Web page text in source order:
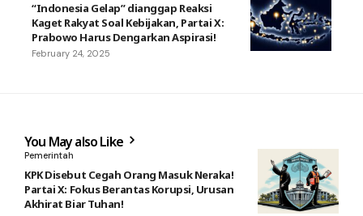
“Indonesia Gelap” dianggap Reaksi
Kaget Rakyat Soal Kebijakan, Partai X:
Prabowo Harus Dengarkan Aspirasi!
February 24, 2025
You May also Like
Pemerintah
KPK Disebut Cegah Orang Masuk Neraka!
Partai X: Fokus Berantas Korupsi, Urusan
Akhirat Biar Tuhan!